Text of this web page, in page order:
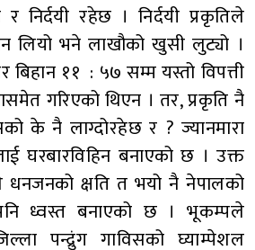
निर्दयी रहेछ । निर्दयी प्रकृतिले
लियो भने लाखौको खुसी लुट्यो ।
११ : ५७ सम्म यस्तो विपत्ती
गरिएको थिएन । तर, प्रकृति नै
के नै लाग्दोरहेछ र ? ज्यानमारा
घरबारविहिन बनाएको छ । उक्त
धनजनको क्षति त भयो नै नेपालको
ध्वस्त बनाएको छ । भूकम्पले
पन्द्रुंग गाविसको घ्याम्पेशल